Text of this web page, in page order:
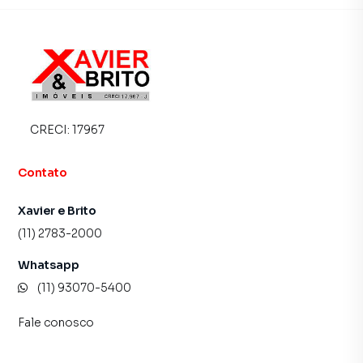
inquilinos.
CRECI: 17967
Contato
Xavier e Brito
(11) 2783-2000
Whatsapp
(11) 93070-5400
Fale conosco